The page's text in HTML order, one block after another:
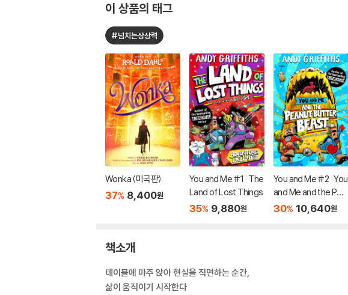
이 상품의 태그
#넘치는상상력
Wonka (미국판)
37% 8,400원
You and Me #1 : The
Land of Lost Things
35% 9,880원
You and Me #2 : You
and Me and the Pea
nut-Butter Beast
30% 10,640원
책소개
테이블에 마주 앉아 현실을 직면하는 순간,
삶이 움직이기 시작한다